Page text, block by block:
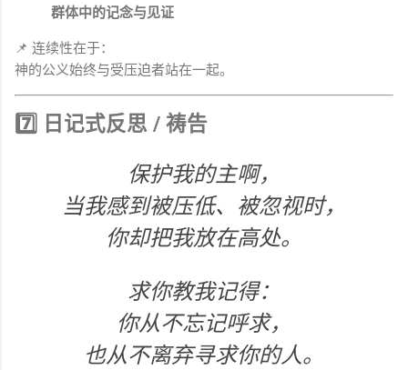
群体中的记念与见证
📌 连续性在于：
神的公义始终与受压迫者站在一起。
7️⃣ 日记式反思 / 祷告
保护我的主啊，
当我感到被压低、被忽视时，
你却把我放在高处。
求你教我记得：
你从不忘记呼求，
也从不离弃寻求你的人。